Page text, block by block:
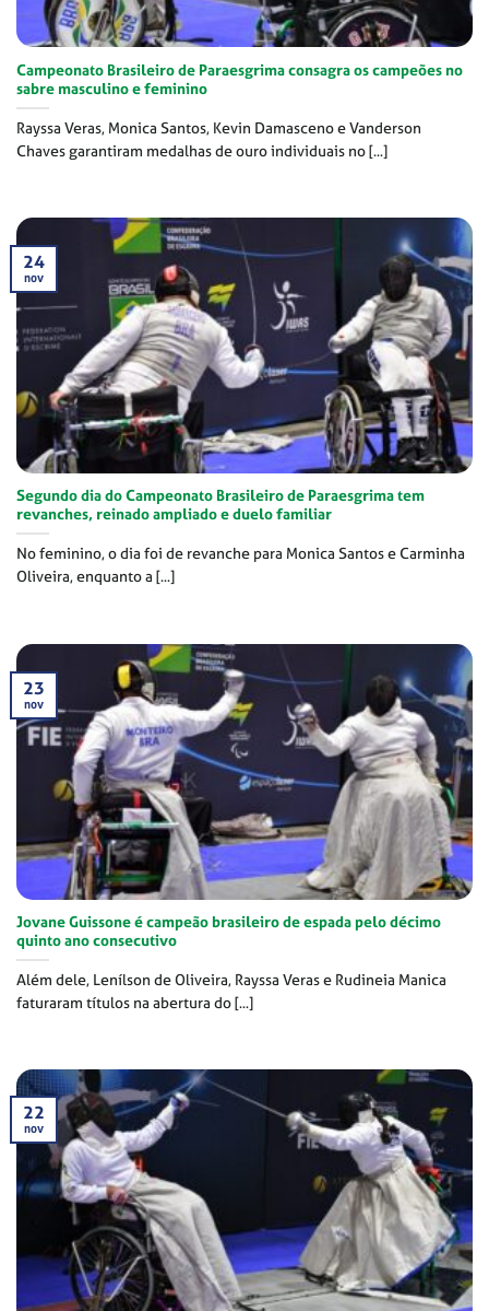
Campeonato Brasileiro de Paraesgrima consagra os campeões no
sabre masculino e feminino
Rayssa Veras, Monica Santos, Kevin Damasceno e Vanderson
Chaves garantiram medalhas de ouro individuais no [...]
Segundo dia do Campeonato Brasileiro de Paraesgrima tem
revanches, reinado ampliado e duelo familiar
No feminino, o dia foi de revanche para Monica Santos e Carminha
Oliveira, enquanto a [...]
24
nov
Jovane Guissone é campeão brasileiro de espada pelo décimo
quinto ano consecutivo
Além dele, Lenílson de Oliveira, Rayssa Veras e Rudineia Manica
faturaram títulos na abertura do [...]
23
nov
22
nov